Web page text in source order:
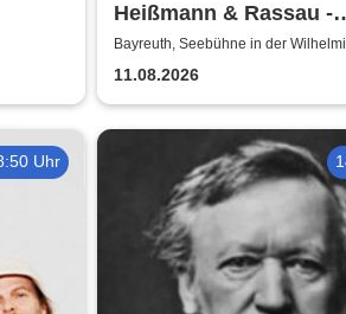
Heißmann & Rassau -
Lustbarkeiten
Bayreuth, Seebühne in der
11.08.2026
Uhr